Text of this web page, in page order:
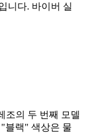
니다. 바이버 실
조의 두 번째 모델
블랙" 색상은 물